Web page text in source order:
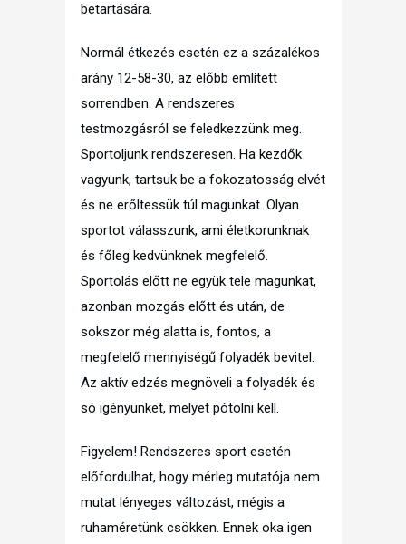
betartására.
Normál étkezés esetén ez a százalékos
arány 12-58-30, az előbb említett
sorrendben. A rendszeres
testmozgásról se feledkezzünk meg.
Sportoljunk rendszeresen. Ha kezdők
vagyunk, tartsuk be a fokozatosság elvét
és ne erőltessük túl magunkat. Olyan
sportot válasszunk, ami életkorunknak
és főleg kedvünknek megfelelő.
Sportolás előtt ne együk tele magunkat,
azonban mozgás előtt és után, de
sokszor még alatta is, fontos, a
megfelelő mennyiségű folyadék bevitel.
Az aktív edzés megnöveli a folyadék és
só igényünket, melyet pótolni kell.
Figyelem! Rendszeres sport esetén
előfordulhat, hogy mérleg mutatója nem
mutat lényeges változást, mégis a
ruhaméretünk csökken. Ennek oka igen